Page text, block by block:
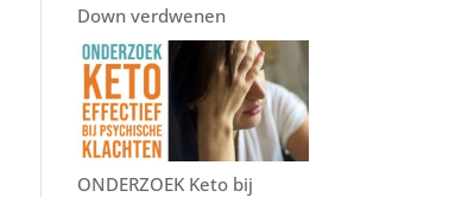
Down verdwenen
ONDERZOEK Keto bij